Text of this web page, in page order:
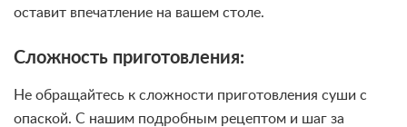
оставит впечатление на вашем столе.
Сложность приготовления:
Не обращайтесь к сложности приготовления суши с
опаской. С нашим подробным рецептом и шаг за